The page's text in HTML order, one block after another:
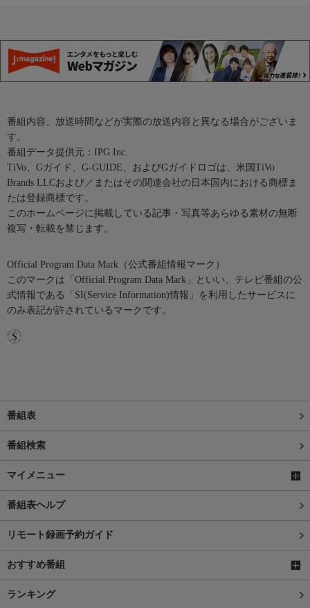
番組内容、放送時間などが実際の放送内容と異なる場合がございま
す。
番組データ提供元：IPG Inc.
TiVo、Gガイド、G-GUIDE、およびGガイドロゴは、米国TiVo
Brands LLCおよび／またはその関連会社の日本国内における商標ま
たは登録商標です。
このホームページに掲載している記事・写真等あらゆる素材の無断
複写・転載を禁じます。
Official Program Data Mark（公式番組情報マーク）
このマークは「Official Program Data Mark」といい、テレビ番組の公
式情報である「SI(Service Information)情報」を利用したサービスに
のみ表記が許されているマークです。
番組表
番組検索
マイメニュー
番組表ヘルプ
リモート録画予約ガイド
おすすめ番組
ランキング